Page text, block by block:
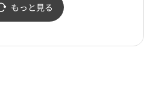
もっと見る